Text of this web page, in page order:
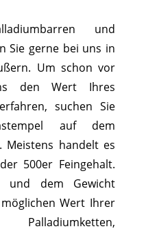
und
Sie gerne bei uns in
Um schon vor
den Wert Ihres
suchen Sie
auf dem
Meistens handelt es
500er Feingehalt.
und dem Gewicht
Wert Ihrer